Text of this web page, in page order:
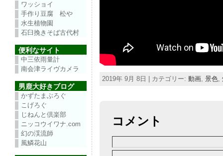
ワッショイ
手作り豆腐 松や
水生植物園
石臼挽きそば古代村
便利なサイト
中三依雨量計
南会津ライヴカメラ
男鹿大好きブログ
かずたまぶろぐ
こげろぐ
じねんと倶楽部
ニッコウイワナ.com
幻の渓流師
風鱗花山
2019年 9月 8日 | カテゴリー: 動画 景色
コメント